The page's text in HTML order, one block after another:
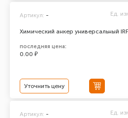
Химический анкер универсальный
Артикул: - Ед.
последняя цена:
0.00 ₽
Уточнить цену
Артикул: - Ед.